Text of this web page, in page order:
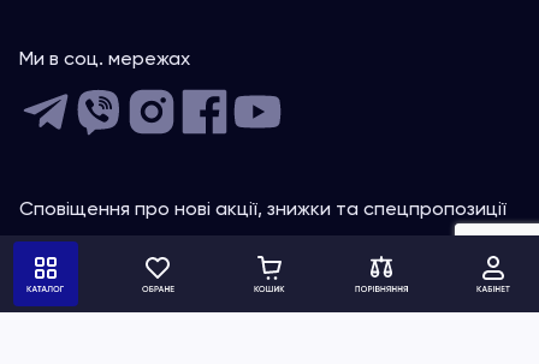
Ми в соц. мережах
Сповіщення про нові акції, знижки та спецпропозиції